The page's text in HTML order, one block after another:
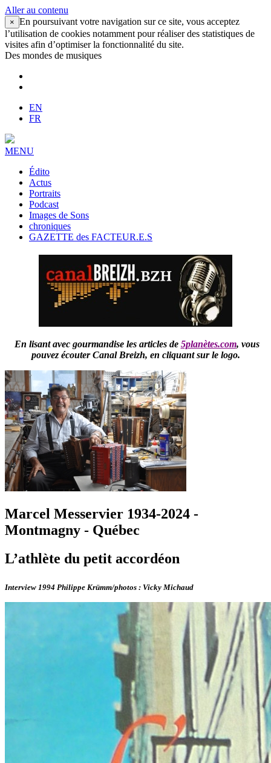
Aller au contenu
× En poursuivant votre navigation sur ce site, vous acceptez
l’utilisation de cookies notamment pour réaliser des statistiques de
visites afin d’optimiser la fonctionnalité du site.
Des mondes de musiques
EN
FR
MENU
Édito
Actus
Portraits
Podcast
Images de Sons
chroniques
GAZETTE des FACTEUR.E.S
En lisant avec gourmandise les articles de 5planètes.com, vous
pouvez écouter Canal Breizh, en cliquant sur le logo.
Marcel Messervier 1934-2024 -
Montmagny - Québec
L’athlète du petit accordéon
Interview 1994 Philippe Krümm/photos : Vicky Michaud